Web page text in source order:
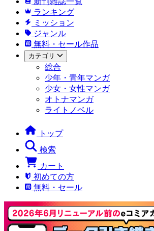
ランキング
ミッション
ジャンル
無料・セール作品
カテゴリ
総合
少年・青年マンガ
少女・女性マンガ
オトナマンガ
ライトノベル
トップ
検索
カート
初めての方
無料・セール